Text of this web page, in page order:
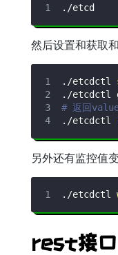
然后设置和获取
./etcdctl
# 返回
./etcdctl
另外还有监控值
./etcdctl
rest接口